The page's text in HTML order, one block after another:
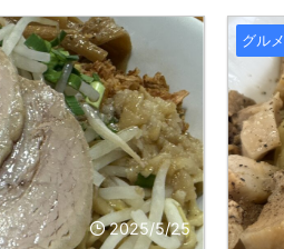
2025/5/25
グルメ